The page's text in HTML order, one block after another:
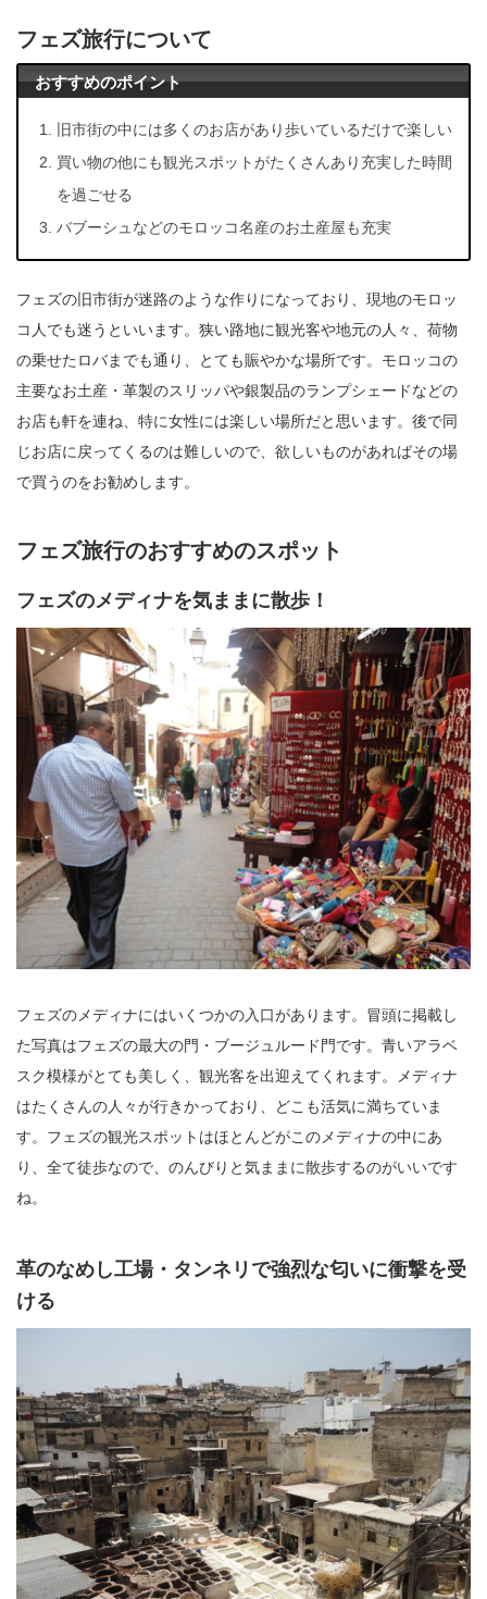
フェズ旅行について
おすすめのポイント
旧市街の中には多くのお店があり歩いているだけで楽しい
買い物の他にも観光スポットがたくさんあり充実した時間
を過ごせる
バブーシュなどのモロッコ名産のお土産屋も充実
フェズの旧市街が迷路のような作りになっており、現地のモロッ
コ人でも迷うといいます。狭い路地に観光客や地元の人々、荷物
の乗せたロバまでも通り、とても賑やかな場所です。モロッコの
主要なお土産・革製のスリッパや銀製品のランプシェードなどの
お店も軒を連ね、特に女性には楽しい場所だと思います。後で同
じお店に戻ってくるのは難しいので、欲しいものがあればその場
で買うのをお勧めします。
フェズ旅行のおすすめのスポット
フェズのメディナを気ままに散歩！
フェズのメディナにはいくつかの入口があります。冒頭に掲載し
た写真はフェズの最大の門・ブージュルード門です。青いアラベ
スク模様がとても美しく、観光客を出迎えてくれます。メディナ
はたくさんの人々が行きかっており、どこも活気に満ちていま
す。フェズの観光スポットはほとんどがこのメディナの中にあ
り、全て徒歩なので、のんびりと気ままに散歩するのがいいです
ね。
革のなめし工場・タンネリで強烈な匂いに衝撃を受
ける